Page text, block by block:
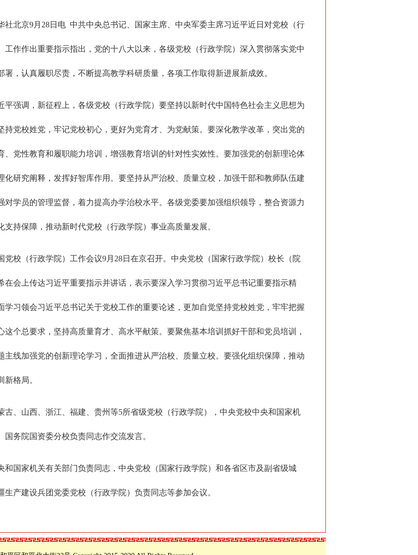
社北京9月28日电 中共中央总书记、国家主席、中央军委主席习近平近日对党校（行
工作作出重要指示指出，党的十八大以来，各级党校（行政学院）深入贯彻落实党中
署，认真履职尽责，不断提高教学科研质量，各项工作取得新进展新成效。
平强调，新征程上，各级党校（行政学院）要坚持以新时代中国特色社会主义思想为
持党校姓党，牢记党校初心，更好为党育才、为党献策。要深化教学改革，突出党的
、党性教育和履职能力培训，增强教育培训的针对性实效性。要加强党的创新理论体
化研究阐释，发挥好智库作用。要坚持从严治校、质量立校，加强干部和教师队伍建
对学员的管理监督，着力提高办学治校水平。各级党委要加强组织领导，整合资源力
支持保障，推动新时代党校（行政学院）事业高质量发展。
党校（行政学院）工作会议9月28日在京召开。中央党校（国家行政学院）校长（院
在会上传达习近平重要指示并讲话，表示要深入学习贯彻习近平总书记重要指示精
学习领会习近平总书记关于党校工作的重要论述，更加自觉坚持党校姓党，牢牢把握
这个总要求，坚持高质量育才、高水平献策。要聚焦基本培训抓好干部和党员培训，
主线加强党的创新理论学习，全面推进从严治校、质量立校。要强化组织保障，推动
新格局。
古、山西、浙江、福建、贵州等5所省级党校（行政学院），中央党校中央和国家机
国务院国资委分校负责同志作交流发言。
和国家机关有关部门负责同志，中央党校（国家行政学院）和各省区市及副省级城
生产建设兵团党委党校（行政学院）负责同志等参加会议。